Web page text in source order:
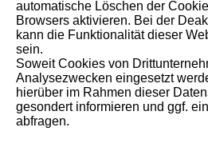
automatische Löschen der
Browsers aktivieren. Bei der
kann die Funktionalität dieser
sein.
Soweit Cookies von
Analysezwecken eingesetzt
hierüber im Rahmen dieser
gesondert informieren und ggf.
abfragen.